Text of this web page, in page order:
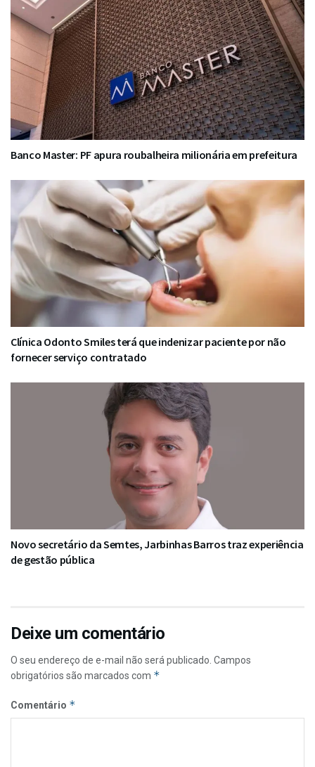
Banco Master: PF apura roubalheira milionária em prefeitura
Clínica Odonto Smiles terá que indenizar paciente por não
fornecer serviço contratado
Novo secretário da Semtes, Jarbinhas Barros traz experiência
de gestão pública
Deixe um comentário
O seu endereço de e-mail não será publicado. Campos
obrigatórios são marcados com *
Comentário *